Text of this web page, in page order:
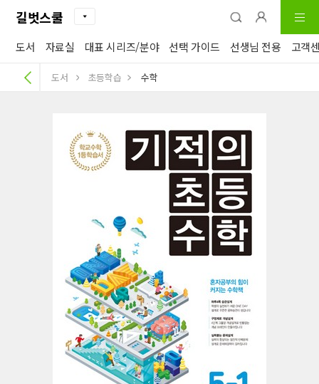
길벗스쿨
도서 자료실 대표 시리즈/분야 선택 가이드 선생님 전용 고객
도서 초등학습 수학